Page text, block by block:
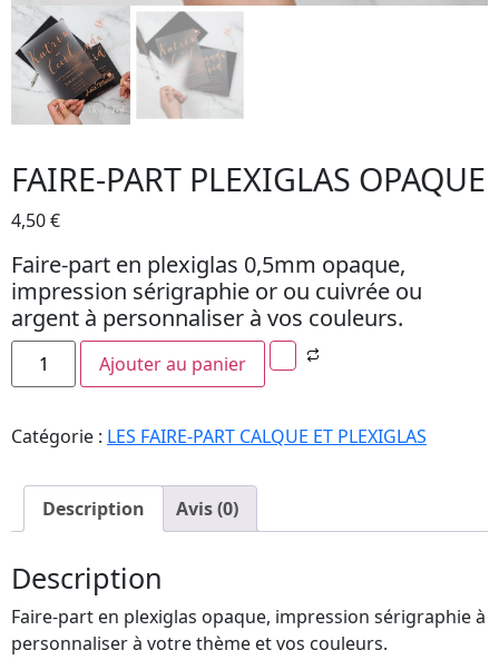
FAIRE-PART PLEXIGLAS OPAQUE
4,50€
Faire-part en plexiglas 0,5mm opaque,
impression sérigraphie or ou cuivrée ou
argent à personnaliser à vos couleurs.
Ajouter au panier
Catégorie : LES FAIRE-PART CALQUE ET PLEXIGLAS
Description Avis (0)
Description
Faire-part en plexiglas opaque, impression sérigraphie à
personnaliser à votre thème et vos couleurs.